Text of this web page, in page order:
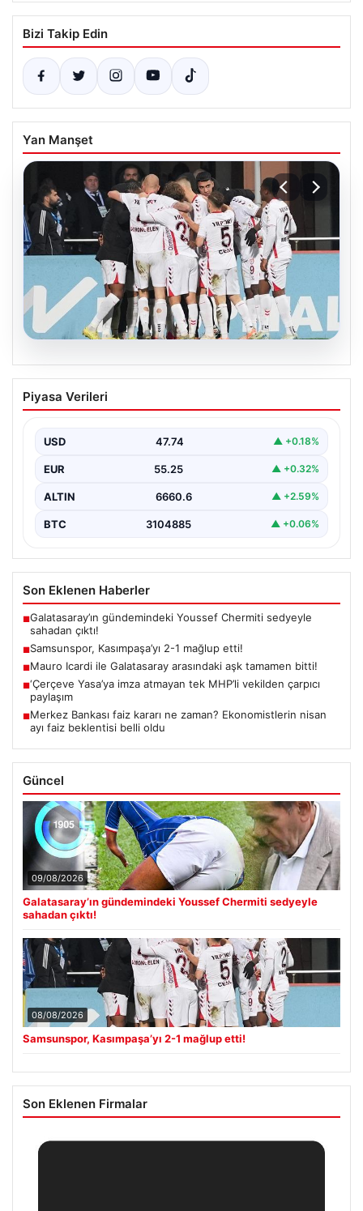
Bizi Takip Edin
Yan Manşet
Samsunspor, Kasımpaşa’yı 2-1 mağlup
etti!
Piyasa Verileri
USD 47.74 ▲ +0.18%
EUR 55.25 ▲ +0.32%
ALTIN 6660.6 ▲ +2.59%
BTC 3104885 ▲ +0.06%
Son Eklenen Haberler
■Galatasaray’ın gündemindeki Youssef Chermiti sedyeyle
sahadan çıktı!
■Samsunspor, Kasımpaşa’yı 2-1 mağlup etti!
■Mauro Icardi ile Galatasaray arasındaki aşk tamamen bitti!
■‘Çerçeve Yasa’ya imza atmayan tek MHP’li vekilden çarpıcı
paylaşım
■Merkez Bankası faiz kararı ne zaman? Ekonomistlerin nisan
ayı faiz beklentisi belli oldu
Güncel
09/08/2026
Galatasaray’ın gündemindeki Youssef Chermiti sedyeyle
sahadan çıktı!
08/08/2026
Samsunspor, Kasımpaşa’yı 2-1 mağlup etti!
Son Eklenen Firmalar